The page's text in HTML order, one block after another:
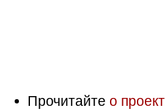
Прочитайте о